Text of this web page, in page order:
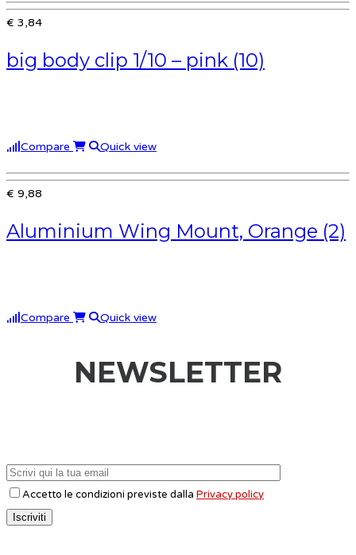
€ 3,84
big body clip 1/10 – pink (10)
Compare Quick view
€ 9,88
Aluminium Wing Mount, Orange (2)
Compare Quick view
NEWSLETTER
Accetto le condizioni previste dalla Privacy policy